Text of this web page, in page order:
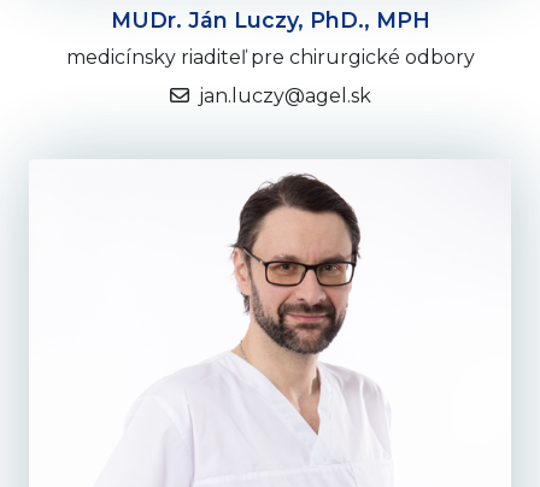
MUDr. Ján Luczy, PhD., MPH
medicínsky riaditeľ pre chirurgické odbory
jan.luczy@agel.sk